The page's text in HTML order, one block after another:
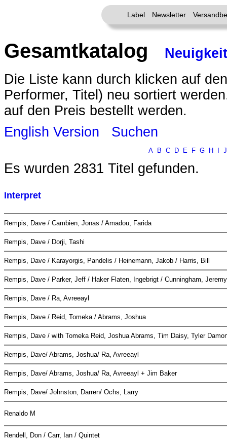
Label Newsletter
Gesamtkatalog
Die Liste kann durch klicken auf
Performer, Titel) neu sortiert
auf den Preis bestellt werden.
English Version
Suchen
A B C D E F G H J
Es wurden 2831 Titel gefunden.
Interpret
Rempis, Dave / Cambien, Jonas / Amadou, Farida
Rempis, Dave / Dorji, Tashi
Rempis, Dave / Karayorgis, Pandelis / Heinemann, Jakob / Harris, Bill
Rempis, Dave / Parker, Jeff / Haker Flaten, Ingebrigt / Cunningham,
Rempis, Dave / Ra, Avreeayl
Rempis, Dave / Reid, Tomeka / Abrams, Joshua
Rempis, Dave / with Tomeka Reid, Joshua Abrams, Tim Daisy, Tyler
Rempis, Dave/ Abrams, Joshua/ Ra, Avreeayl
Rempis, Dave/ Abrams, Joshua/ Ra, Avreeayl + Jim Baker
Rempis, Dave/ Johnston, Darren/ Ochs, Larry
Renaldo M
Rendell, Don / Carr, Ian / Quintet